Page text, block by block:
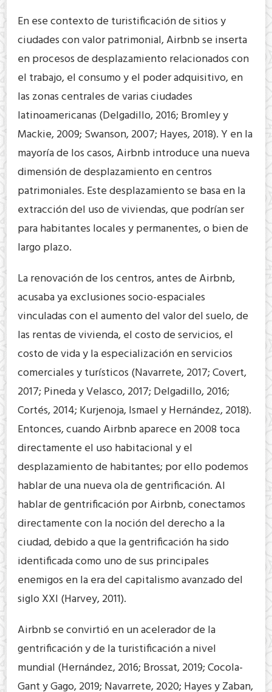
En ese contexto de turistificación de sitios y
ciudades con valor patrimonial, Airbnb se inserta
en procesos de desplazamiento relacionados con
el trabajo, el consumo y el poder adquisitivo, en
las zonas centrales de varias ciudades
latinoamericanas (Delgadillo, 2016; Bromley y
Mackie, 2009; Swanson, 2007; Hayes, 2018). Y en la
mayoría de los casos, Airbnb introduce una nueva
dimensión de desplazamiento en centros
patrimoniales. Este desplazamiento se basa en la
extracción del uso de viviendas, que podrían ser
para habitantes locales y permanentes, o bien de
largo plazo.
La renovación de los centros, antes de Airbnb,
acusaba ya exclusiones socio-espaciales
vinculadas con el aumento del valor del suelo, de
las rentas de vivienda, el costo de servicios, el
costo de vida y la especialización en servicios
comerciales y turísticos (Navarrete, 2017; Covert,
2017; Pineda y Velasco, 2017; Delgadillo, 2016;
Cortés, 2014; Kurjenoja, Ismael y Hernández, 2018).
Entonces, cuando Airbnb aparece en 2008 toca
directamente el uso habitacional y el
desplazamiento de habitantes; por ello podemos
hablar de una nueva ola de gentrificación. Al
hablar de gentrificación por Airbnb, conectamos
directamente con la noción del derecho a la
ciudad, debido a que la gentrificación ha sido
identificada como uno de sus principales
enemigos en la era del capitalismo avanzado del
siglo XXI (Harvey, 2011).
Airbnb se convirtió en un acelerador de la
gentrificación y de la turistificación a nivel
mundial (Hernández, 2016; Brossat, 2019; Cocola-
Gant y Gago, 2019; Navarrete, 2020; Hayes y Zaban,